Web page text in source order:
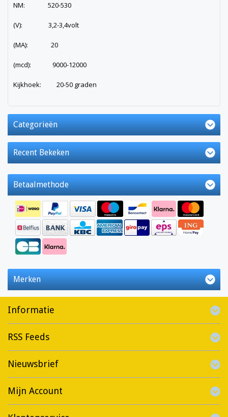
NM: 520-530
(V): 3,2-3,4volt
(MA): 20
(mcd): 9000-12000
Kijkhoek: 20-50 graden
Categorieën
Recent Bekeken
Betaalmethode
Merken
Informatie
RSS Feeds
Nieuwsbrief
Mijn Account